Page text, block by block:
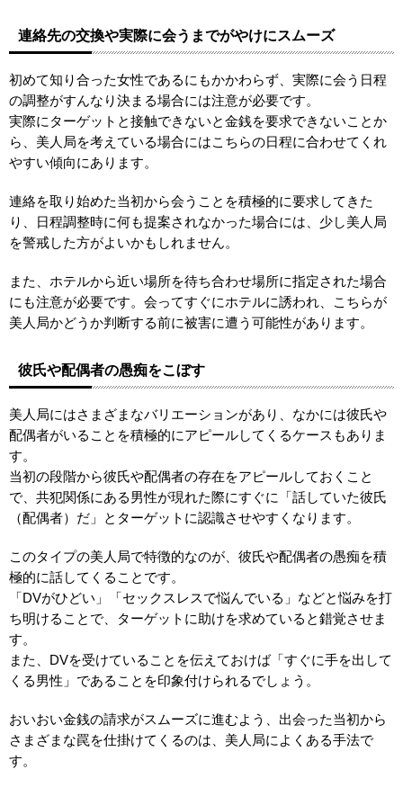
連絡先の交換や実際に会うまでがやけにスムーズ
初めて知り合った女性であるにもかかわらず、実際に会う日程
の調整がすんなり決まる場合には注意が必要です。
実際にターゲットと接触できないと金銭を要求できないことか
ら、美人局を考えている場合にはこちらの日程に合わせてくれ
やすい傾向にあります。
連絡を取り始めた当初から会うことを積極的に要求してきた
り、日程調整時に何も提案されなかった場合には、少し美人局
を警戒した方がよいかもしれません。
また、ホテルから近い場所を待ち合わせ場所に指定された場合
にも注意が必要です。会ってすぐにホテルに誘われ、こちらが
美人局かどうか判断する前に被害に遭う可能性があります。
彼氏や配偶者の愚痴をこぼす
美人局にはさまざまなバリエーションがあり、なかには彼氏や
配偶者がいることを積極的にアピールしてくるケースもありま
す。
当初の段階から彼氏や配偶者の存在をアピールしておくこと
で、共犯関係にある男性が現れた際にすぐに「話していた彼氏
（配偶者）だ」とターゲットに認識させやすくなります。
このタイプの美人局で特徴的なのが、彼氏や配偶者の愚痴を積
極的に話してくることです。
「DVがひどい」「セックスレスで悩んでいる」などと悩みを打
ち明けることで、ターゲットに助けを求めていると錯覚させま
す。
また、DVを受けていることを伝えておけば「すぐに手を出して
くる男性」であることを印象付けられるでしょう。
おいおい金銭の請求がスムーズに進むよう、出会った当初から
さまざまな罠を仕掛けてくるのは、美人局によくある手法で
す。